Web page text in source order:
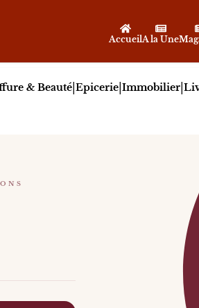
AccueilA la Une
& Beauté| Epicerie| Immobilier|